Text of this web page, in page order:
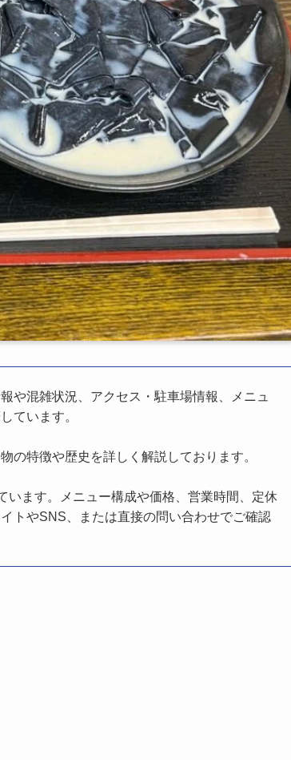
や混雑状況、アクセス・駐車場情報、メニュ
ています。
の特徴や歴史を詳しく解説しております。
います。メニュー構成や価格、営業時間、定休
トやSNS、または直接の問い合わせでご確認